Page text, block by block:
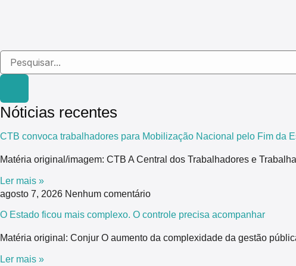
Nóticias recentes
CTB convoca trabalhadores para Mobilização Nacional pelo Fim da
Matéria original/imagem: CTB A Central dos Trabalhadores e
Ler mais »
agosto 7, 2026 Nenhum comentário
O Estado ficou mais complexo. O controle precisa acompanhar
Matéria original: Conjur O aumento da complexidade da gestão
Ler mais »